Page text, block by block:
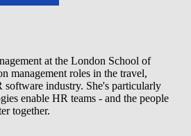
at the London School of
management roles in the travel,
industry. She's particularly
enable HR teams - and the people
together.